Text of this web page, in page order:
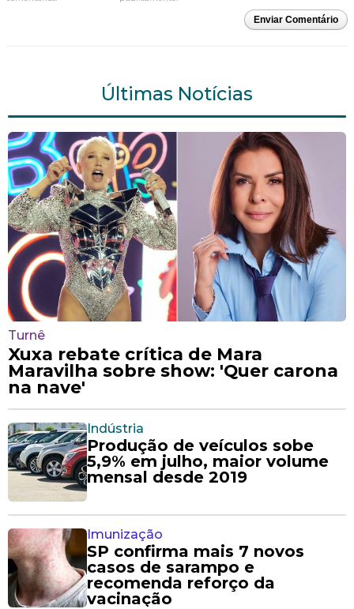
Enviar Comentário
Últimas Notícias
Turnê
Xuxa rebate crítica de Mara
Maravilha sobre show: 'Quer carona
na nave'
Indústria
Produção de veículos sobe
5,9% em julho, maior volume
mensal desde 2019
Imunização
SP confirma mais 7 novos
casos de sarampo e
recomenda reforço da
vacinação